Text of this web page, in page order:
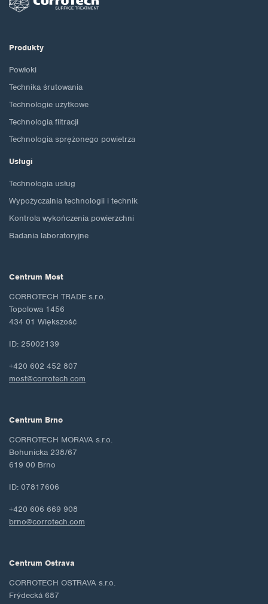
Produkty
Powłoki
Technika śrutowania
Technologie użytkowe
Technologia filtracji
Technologia sprężonego powietrza
Usługi
Technologia usług
Wypożyczalnia technologii i technik
Kontrola wykończenia powierzchni
Badania laboratoryjne
Centrum Most
CORROTECH TRADE s.r.o.
Topolowa 1456
434 01 Większość
ID: 25002139
+420 602 452 807
most@corrotech.com
Centrum Brno
CORROTECH MORAVA s.r.o.
Bohunicka 238/67
619 00 Brno
ID: 07817606
+420 606 669 908
brno@corrotech.com
Centrum Ostrava
CORROTECH OSTRAVA s.r.o.
Frýdecká 687